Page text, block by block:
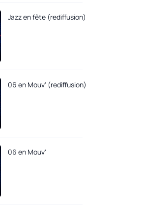
Jazz en fête (rediffusion)
06 en Mouv' (rediffusion)
06 en Mouv'